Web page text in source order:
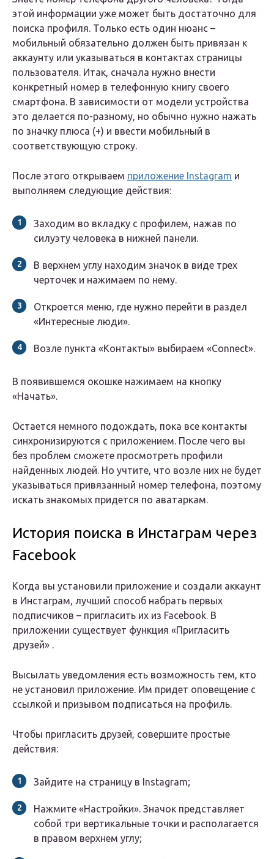
этой информации уже может быть достаточно для
поиска профиля. Только есть один нюанс –
мобильный обязательно должен быть привязан к
аккаунту или указываться в контактах страницы
пользователя. Итак, сначала нужно внести
конкретный номер в телефонную книгу своего
смартфона. В зависимости от модели устройства
это делается по-разному, но обычно нужно нажать
по значку плюса (+) и ввести мобильный в
соответствующую строку.
После этого открываем приложение Instagram и
выполняем следующие действия:
Заходим во вкладку с профилем, нажав по
силуэту человека в нижней панели.
В верхнем углу находим значок в виде трех
черточек и нажимаем по нему.
Откроется меню, где нужно перейти в раздел
«Интересные люди».
Возле пункта «Контакты» выбираем «Connect».
В появившемся окошке нажимаем на кнопку
«Начать».
Остается немного подождать, пока все контакты
синхронизируются с приложением. После чего вы
без проблем сможете просмотреть профили
найденных людей. Но учтите, что возле них не будет
указываться привязанный номер телефона, поэтому
искать знакомых придется по аватаркам.
История поиска в Инстаграм через
Facebook
Когда вы установили приложение и создали аккаунт
в Инстаграм, лучший способ набрать первых
подписчиков – пригласить их из Facebook. В
приложении существует функция «Пригласить
друзей» .
Высылать уведомления есть возможность тем, кто
не установил приложение. Им придет оповещение с
ссылкой и призывом подписаться на профиль.
Чтобы пригласить друзей, совершите простые
действия:
Зайдите на страницу в Instagram;
Нажмите «Настройки». Значок представляет
собой три вертикальные точки и располагается
в правом верхнем углу;